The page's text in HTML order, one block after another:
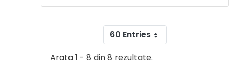
60 Entries
Arata 1 - 8 din 8 rezultate.